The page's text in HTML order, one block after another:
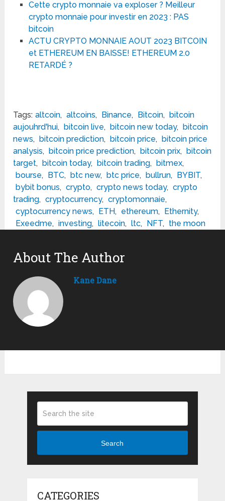
Cette crypto monnaie va exploser ? Meilleur
crypto monnaie pour investir en 2023 : PAS
bitcoin
ACTU CRYPTO MONNAIE AOUT 2023 BITCOIN
et ETHEREUM EN BAISSE! ETHEREUM 2.0
RETARDÉ ?
Tags: altcoin, altcoins, Binance, Bitcoin, bitcoin
aujouhrd'hui, bitcoin live, bitcoin new today, bitcoin
news, bitcoin prediction, bitcoin price, bitcoin price
analysis, bitcoin price prediction, bitcoin prix, bitcoin
target, bitcoin today, bitcoin trading, bitmex,
bourse, BTC, btc new, btc price, bullrun, BYBIT,
bybit bonus, crypto, crypto news today, crypto
trading, cryptocurrency, cryptomonnaie,
cyptocurrency news, ETH, ethereum, Ethernity,
Exeedme, investing, litecoin, ltc, NFT, the moon
About The Author
Kane Dane
Search
CATEGORIES